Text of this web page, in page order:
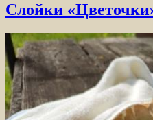
Слойки